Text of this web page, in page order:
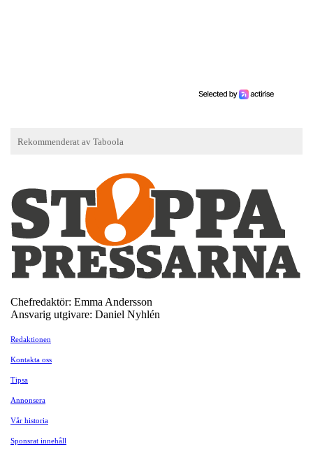
Chefredaktör: Emma Andersson
Ansvarig utgivare: Daniel Nyhlén
Redaktionen
Kontakta oss
Tipsa
Annonsera
Vår historia
Sponsrat innehåll